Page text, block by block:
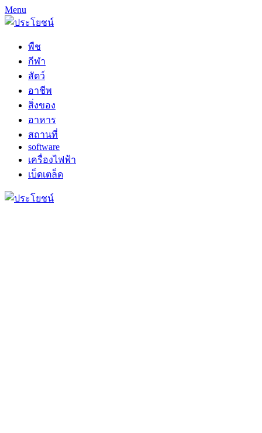
Menu
พืช
กีฬา
สัตว์
อาชีพ
สิ่งของ
อาหาร
สถานที่
software
เครื่องไฟฟ้า
เบ็ดเตล็ด